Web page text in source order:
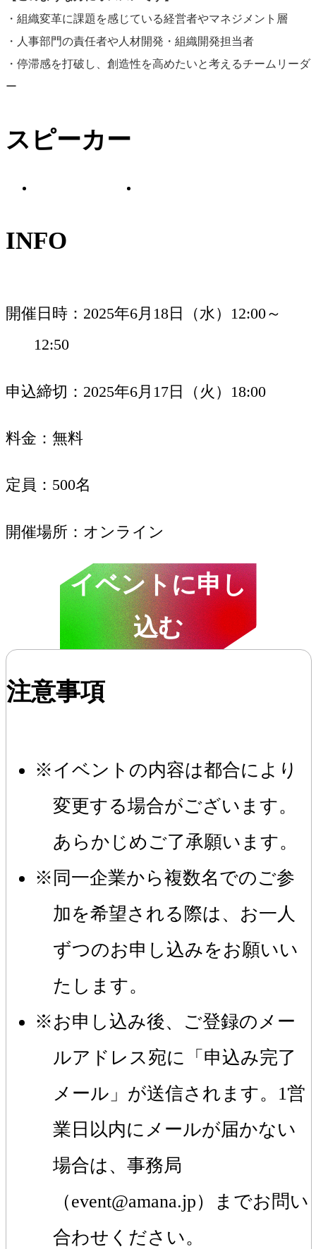
・組織変革に課題を感じている経営者やマネジメント層
・人事部門の責任者や人材開発・組織開発担当者
・停滞感を打破し、創造性を高めたいと考えるチームリーダ
ー
スピーカー
独立研究者／著作家
／パブリックスピー
INFO
開催日時
2025年6月18日（水）12:00～
12:50
申込締切 2025年6月17日（火）18:00
料金 無料
定員 500名
開催場所 オンライン
イベントに申し
込む
注意事項
イベントの内容は都合により
変更する場合がございます。
あらかじめご了承願います。
同一企業から複数名でのご参
加を希望される際は、お一人
ずつのお申し込みをお願いい
たします。
お申し込み後、ご登録のメー
ルアドレス宛に「申込み完了
メール」が送信されます。1営
業日以内にメールが届かない
場合は、事務局
（event@amana.jp）までお問い
合わせください。